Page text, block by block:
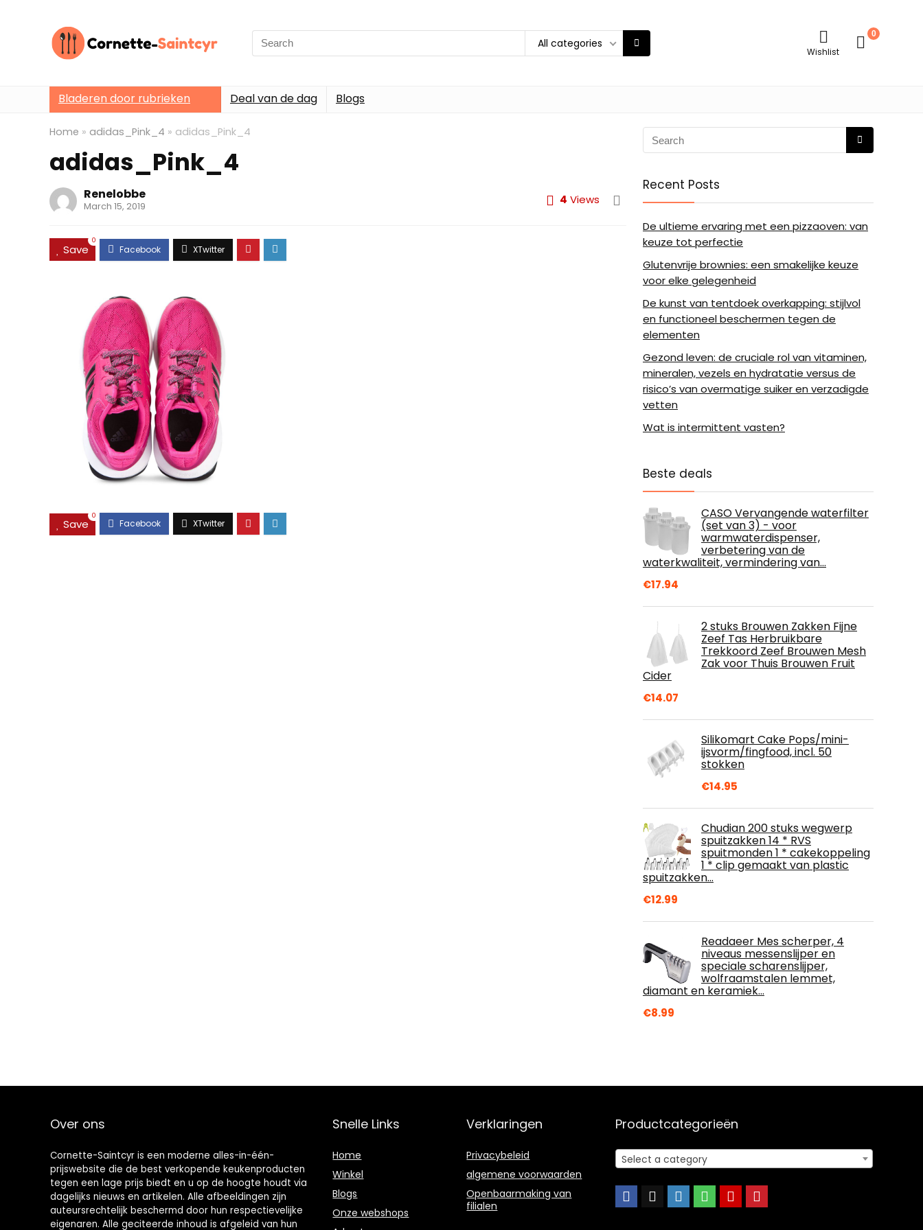
Search
for:
All categories
Wishlist
0
Bladeren door rubrieken Deal van de dag Blogs
Home » adidas_Pink_4 » adidas_Pink_4
adidas_Pink_4
Renelobbe
March 15, 2019 4 Views
Save
0
Save
0
Recent Posts
De ultieme ervaring met een pizzaoven: van
keuze tot perfectie
Glutenvrije brownies: een smakelijke keuze
voor elke gelegenheid
De kunst van tentdoek overkapping: stijlvol
en functioneel beschermen tegen de
elementen
Gezond leven: de cruciale rol van vitaminen,
mineralen, vezels en hydratatie versus de
risico’s van overmatige suiker en verzadigde
vetten
Wat is intermittent vasten?
Beste deals
CASO Vervangende waterfilter
(set van 3) - voor
warmwaterdispenser,
verbetering van de
waterkwaliteit, vermindering van…
€17.94
2 stuks Brouwen Zakken Fijne
Zeef Tas Herbruikbare
Trekkoord Zeef Brouwen Mesh
Zak voor Thuis Brouwen Fruit
Cider
€14.07
Silikomart Cake Pops/mini-
ijsvorm/fingfood, incl. 50
stokken
€14.95
Chudian 200 stuks wegwerp
spuitzakken 14 * RVS
spuitmonden 1 * cakekoppeling
1 * clip gemaakt van plastic
spuitzakken…
€12.99
Readaeer Mes scherper, 4
niveaus messenslijper en
speciale scharenslijper,
wolfraamstalen lemmet,
diamant en keramiek…
€8.99
Over ons
Cornette-Saintcyr is een moderne alles-in-één-
prijswebsite die de best verkopende keukenproducten
tegen een lage prijs biedt en u op de hoogte houdt via
dagelijks nieuws en artikelen. Alle afbeeldingen zijn
auteursrechtelijk beschermd door hun respectievelijke
eigenaren. Alle geciteerde inhoud is afgeleid van hun
Snelle Links
Home
Winkel
Blogs
Onze webshops
Verklaringen
Privacybeleid
algemene voorwaarden
Openbaarmaking van
filialen
Productcategorieën
Select a category